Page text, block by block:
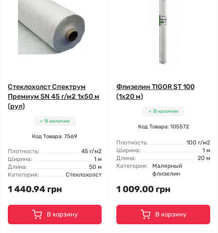
Стеклохолст Спектрум
Премиум SN 45 г/м2 1x50 м
(рул)
В наличии
Код Товара: 7569
Плотность:
45 г/м2
Ширина:
1 м
Длина:
50 м
Категория:
Стеклохолст
1 440.94 грн
В корзину
Флизелин TIGOR ST 100
(1x20 м)
В наличии
Код Товара: 105572
Плотность:
100 г/м2
Ширина:
1 м
Длина:
20 м
Категория:
Малярный
флизелин
1 009.00 грн
В корзину